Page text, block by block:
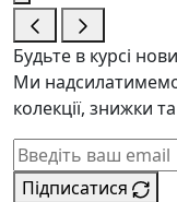
Будьте в курсі
Ми
колекції, знижки та
Підписатися